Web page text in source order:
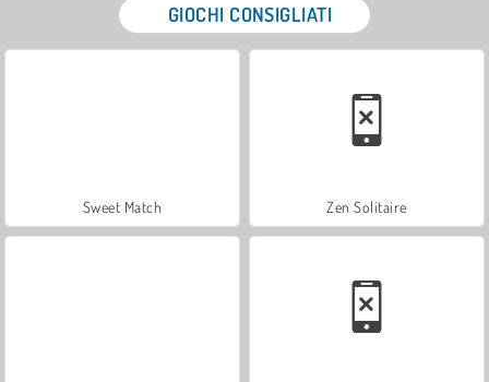
GIOCHI CONSIGLIATI
Sweet Match Zen Solitaire